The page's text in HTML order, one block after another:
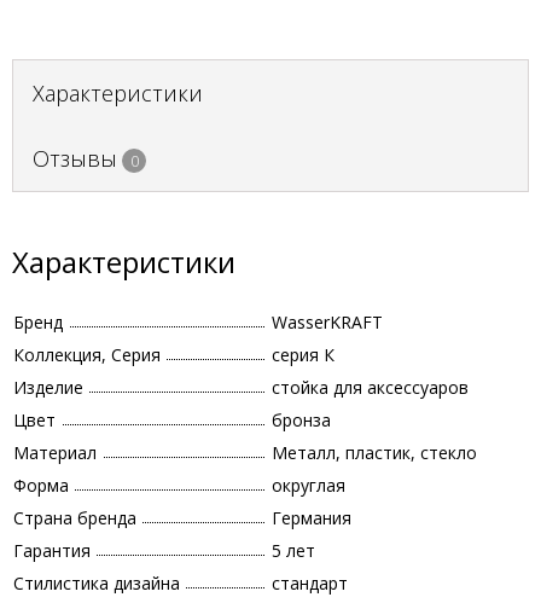
Характеристики
Отзывы 0
Характеристики
Бренд
WasserKRAFT
Коллекция, Серия
серия К
Изделие
стойка для аксессуаров
Цвет
бронза
Материал
Металл, пластик, стекло
Форма
округлая
Страна бренда
Германия
Гарантия
5 лет
Стилистика дизайна
стандарт